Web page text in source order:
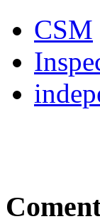
CSM